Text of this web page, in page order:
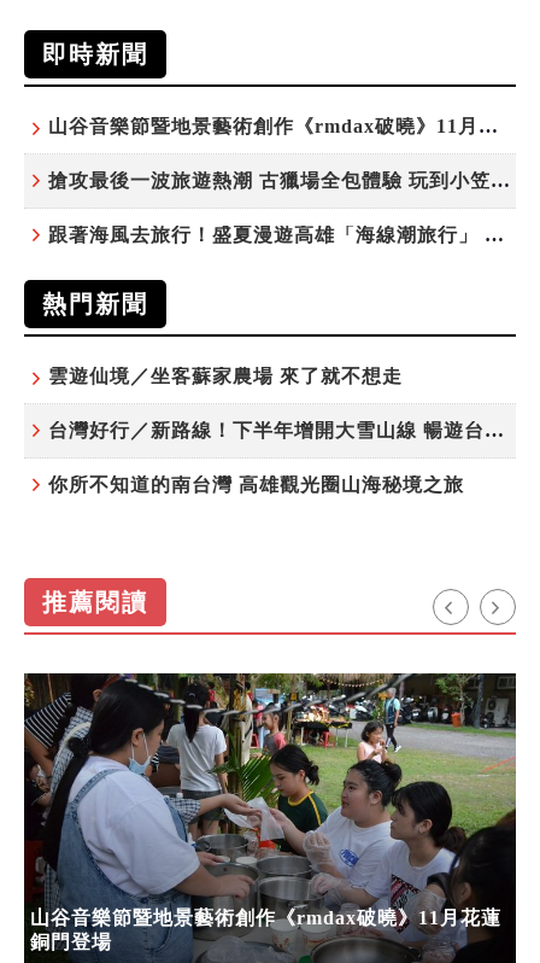
即時新聞
山谷音樂節暨地景藝術創作《rmdax破曉》11月花蓮銅門登場
搶攻最後一波旅遊熱潮 古獵場全包體驗 玩到小笠原夜遊觀星
跟著海風去旅行！盛夏漫遊高雄「海線潮旅行」 五大主題遊程探索漁村魅力
熱門新聞
雲遊仙境／坐客蘇家農場 來了就不想走
台灣好行／新路線！下半年增開大雪山線 暢遊台中更便利
你所不知道的南台灣 高雄觀光圈山海秘境之旅
推薦閱讀
山谷音樂節暨地景藝術創作《rmdax破曉》11月花蓮
銅門登場